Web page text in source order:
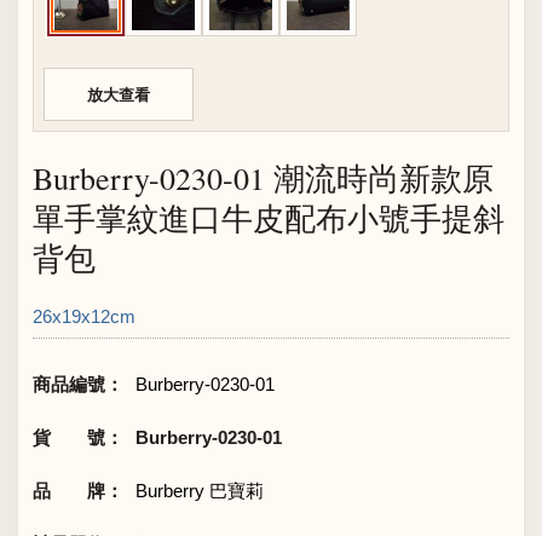
放大查看
Burberry-0230-01 潮流時尚新款原
單手掌紋進口牛皮配布小號手提斜
背包
26x19x12cm
商品編號： Burberry-0230-01
貨 號： Burberry-0230-01
品 牌： Burberry 巴寶莉